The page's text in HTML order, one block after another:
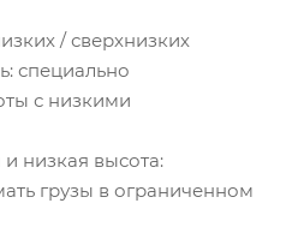
/ сверхнизких
специально
с низкими
низкая высота:
грузы в ограниченном